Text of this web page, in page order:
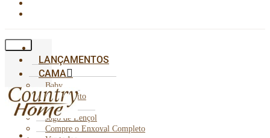
LANÇAMENTOS
CAMA
Baby
Cobre Leito
Edredom
Jogo de Lençol
Compre o Enxoval Completo